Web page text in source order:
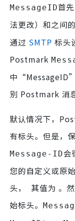
MessageID首
法更改）和之间的
通过 SMTP 标头
Postmark
中
别 Postmark 消
默认情况下，
有标头。但是，
Message-ID会
您的自定义或原
头， 其值为 。
始标头。